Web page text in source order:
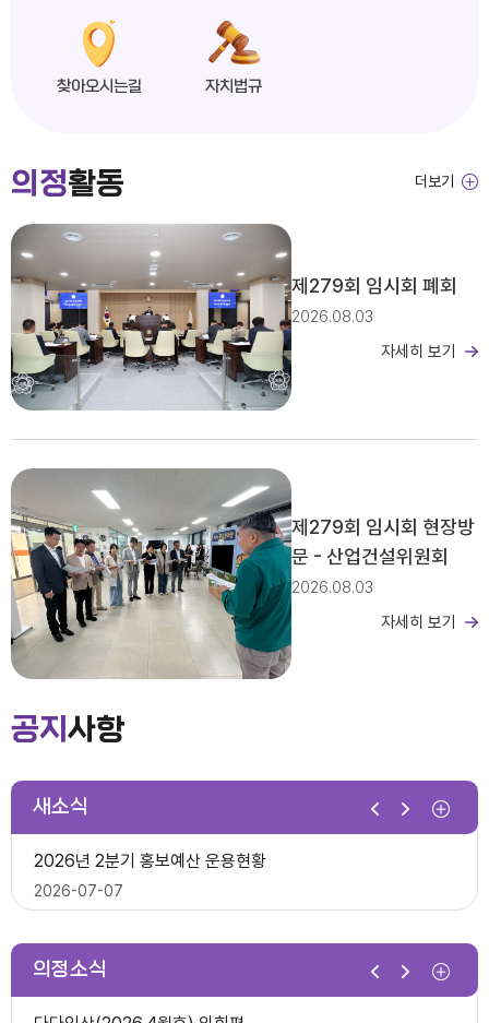
익산시의회, 제279회 임시회 개회
2026년 2분기 홍보예산 운용현황
제279회 익산시의회(임시회) 의사일정(안)
제279회 익산시의회 임시회 집회공고
제278회 익산시의회 임시회 의사일정(안)
찾아오시는길 자치법규
의정활동
제279회 임시회 폐회
2026.08.03
자세히 보기
제279회 임시회 현장방
문 - 산업건설위원회
2026.08.03
자세히 보기
더보기
공지 사항
새소식
2026-03-26
2026년 2분기 홍보예산 운용현황
2026-07-07
의정소식
다다익산(2025.12월호) 의회편
2025-12-03